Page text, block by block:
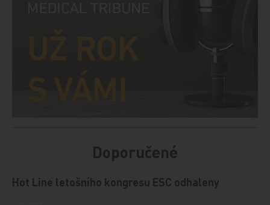
Doporučené
Hot Line letošního kongresu ESC odhaleny